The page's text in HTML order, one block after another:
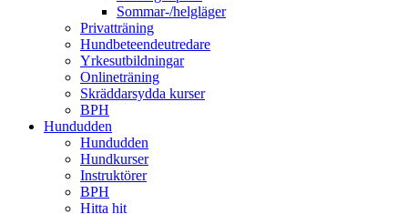
Sommar-/helgläger
Privatträning
Hundbeteendeutredare
Yrkesutbildningar
Onlineträning
Skräddarsydda kurser
BPH
Hundudden
Hundudden
Hundkurser
Instruktörer
BPH
Hitta hit